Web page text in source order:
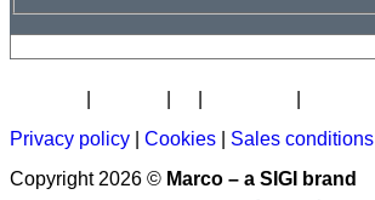
Privacy policy
Cookies Sales conditions
Copyright 2026 © Marco – a SIGI brand